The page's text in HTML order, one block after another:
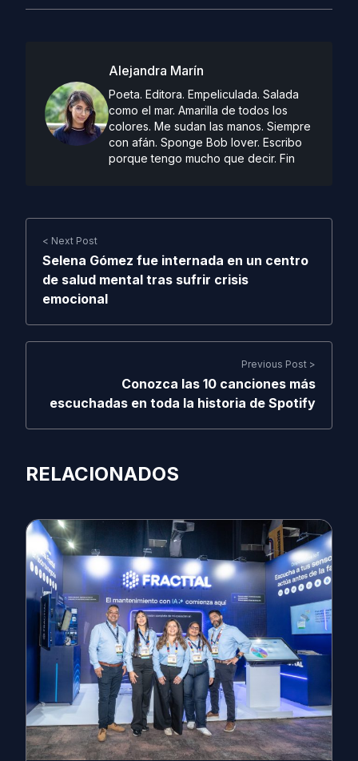
Alejandra Marín
Poeta. Editora. Empeliculada. Salada
como el mar. Amarilla de todos los
colores. Me sudan las manos. Siempre
con afán. Sponge Bob lover. Escribo
porque tengo mucho que decir. Fin
< Next Post
Selena Gómez fue internada en un centro
de salud mental tras sufrir crisis
emocional
Previous Post >
Conozca las 10 canciones más
escuchadas en toda la historia de Spotify
RELACIONADOS